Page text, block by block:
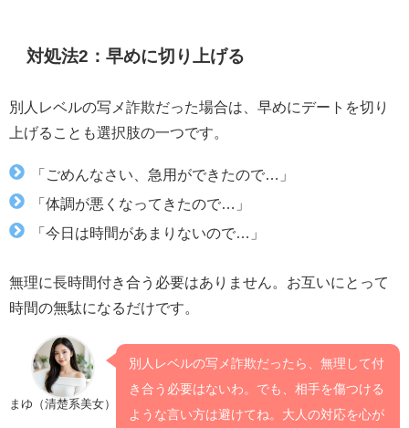
対処法2：早めに切り上げる
別人レベルの写メ詐欺だった場合は、早めにデートを切り
上げることも選択肢の一つです。
「ごめんなさい、急用ができたので…」
「体調が悪くなってきたので…」
「今日は時間があまりないので…」
無理に長時間付き合う必要はありません。お互いにとって
時間の無駄になるだけです。
まゆ（清楚系美女）
別人レベルの写メ詐欺だったら、無理して付
き合う必要はないわ。でも、相手を傷つける
ような言い方は避けてね。大人の対応を心が